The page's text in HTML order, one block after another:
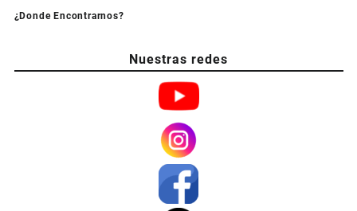
¿Donde Encontrarnos?
Nuestras redes